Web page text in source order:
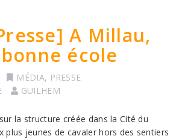
A Millau,
école
MÉDIA, PRESSE
GUILHEM
la structure créée dans la Cité du
plus jeunes de cavaler hors des sentiers